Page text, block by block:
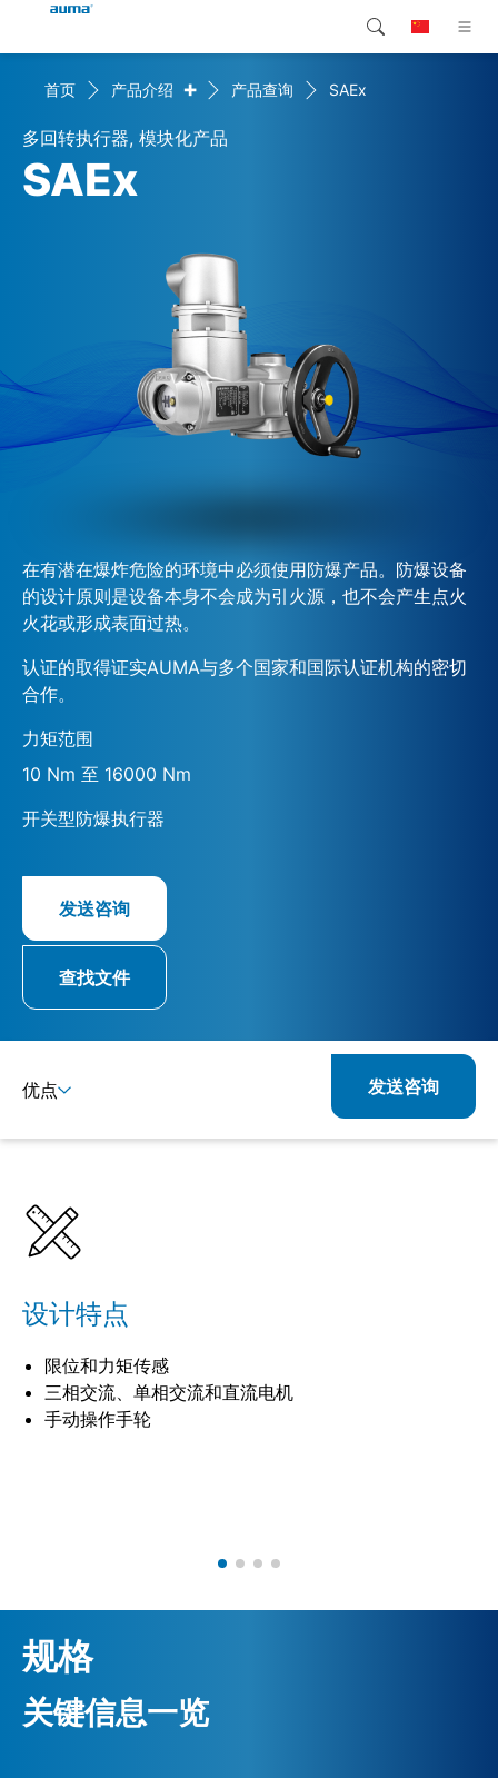
产品介绍
解决方案
联系我们
Global
欧洲
搜索
首页 产品介绍 + 产品查询 SAEx
多回转执行器, 模块化产品
SAEx
在有潜在爆炸危险的环境中必须使用防爆产品。防爆设备
的设计原则是设备本身不会成为引火源，也不会产生点火
火花或形成表面过热。
认证的取得证实AUMA与多个国家和国际认证机构的密切
合作。
力矩范围
10 Nm 至 16000 Nm
开关型防爆执行器
发送咨询
查找文件
优点
产品组合
相关产品
发送咨询
设计特点
限位和力矩传感
三相交流、单相交流和直流电机
手动操作手轮
规格
关键信息一览